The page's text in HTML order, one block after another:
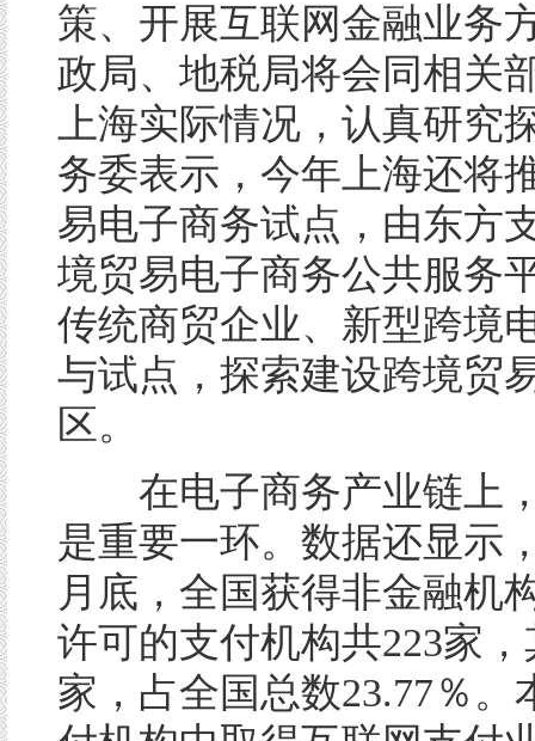
策、开展互联网金融业务
政局、地税局将会同相关
上海实际情况，认真研究
务委表示，今年上海还将
易电子商务试点，由东方
境贸易电子商务公共服务
传统商贸企业、新型跨境
与试点，探索建设跨境贸
区。
在电子商务产业链上
是重要一环。数据还显示
月底，全国获得非金融机
许可的支付机构共223家
家，占全国总数23.77％。